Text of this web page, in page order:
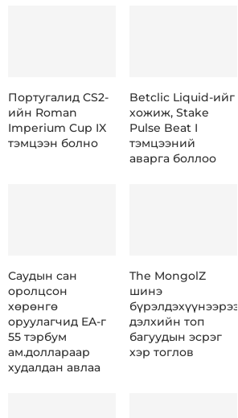
Португалид CS2-
ийн Roman
Imperium Cup IX
тэмцээн болно
Betclic Liquid-ийг
хожиж, Stake
Pulse Beat I
тэмцээний
аварга боллоо
Саудын сан
оролцсон
хөрөнгө
оруулагчид EA-г
55 тэрбум
ам.доллараар
худалдан авлаа
The MongolZ
шинэ
бүрэлдэхүүнээрээ
дэлхийн топ
багуудын эсрэг
хэр тоглов